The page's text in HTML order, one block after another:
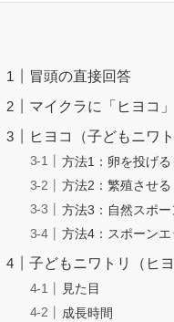
冒頭の直接回答
マイクラに「ヒヨコ
ヒヨコ（子どもニワ
方法1：卵を投げる
方法2：繁殖させる
方法3：自然スポー
方法4：スポーンエ
子どもニワトリ（ヒ
見た目
成長時間